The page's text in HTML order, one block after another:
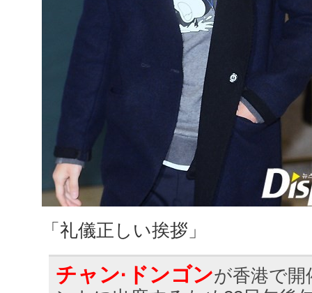
「礼儀正しい挨拶」
チャン·ドンゴンが香港で